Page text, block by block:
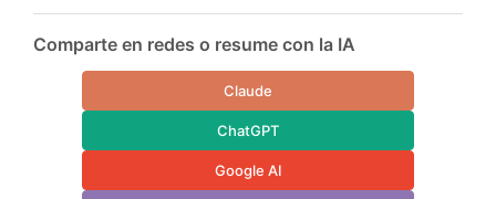
Comparte en redes o resume con la IA
Claude
ChatGPT
Google AI